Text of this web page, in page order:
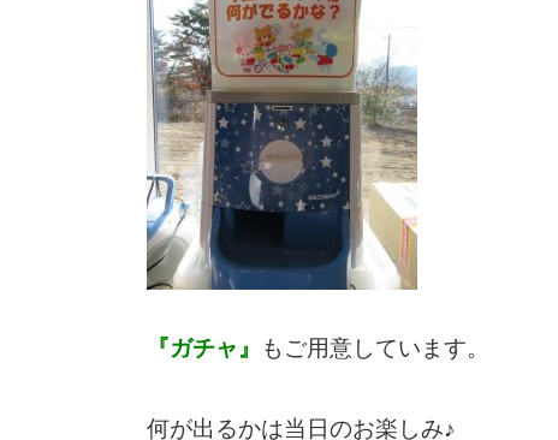
『ガチャ』 もご用意しています。
何が出るかは当日のお楽しみ♪